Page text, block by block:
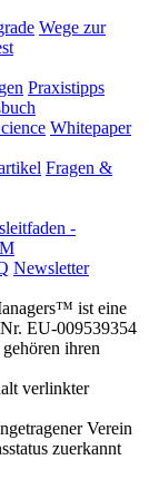
Wege zur
Praxistipps
Whitepaper
Fragen &
-
Newsletter
ist eine
EU-009539354
ihren
verlinkter
Verein
zuerkannt